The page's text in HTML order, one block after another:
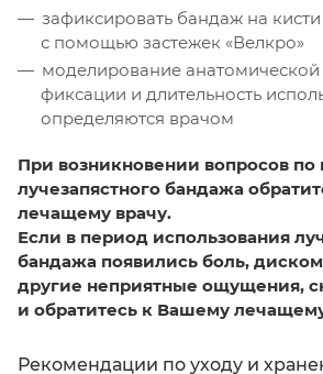
зафиксировать бандаж на
с помощью застежек «Велкро»
моделирование
фиксации и длительность
определяются врачом
При возникновении вопросов
лучезапястного бандажа
лечащему врачу.
Если в период использования
бандажа появились боль,
другие неприятные ощущения,
и обратитесь к Вашему
Рекомендации по уходу и